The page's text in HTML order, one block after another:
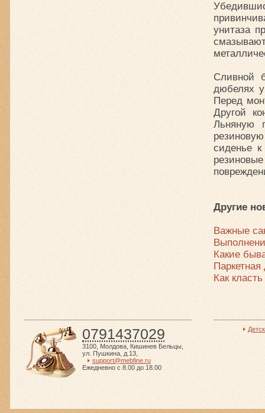
унитаза
Сливной
дюбелях
Перед
Другой
Льняную
сиденье
Другие
Важные
Какие
Паркетная
Как
0791437029
3100 Молдова Кишинев Бельцы
ул. Пушкина, д.13
support@mebfine.ru
Ежедневно с 8.00 до 18.00